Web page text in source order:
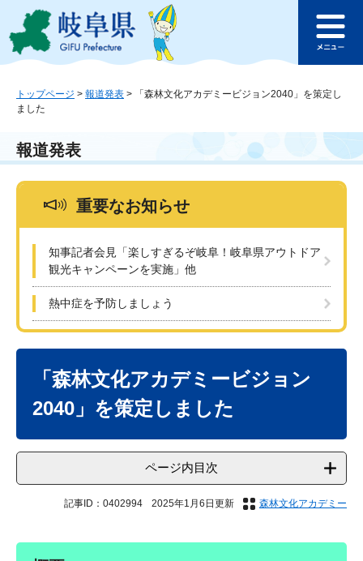
ジ
ュ
本
このページの本文へ
ュ
トップページ > 報道発表 >
「森林文化アカデミービジョン2040」を策定し
ました
報道発表
重要なお知らせ
知事記者会見「楽しすぎるぞ岐阜！岐阜県アウトドア
観光キャンペーンを実施」他
熱中症を予防しましょう
「森林文化アカデミービジョン
2040」を策定しました
ページ内目次
記事ID：0402994 2025年1月6日更新 森林文化アカデミー